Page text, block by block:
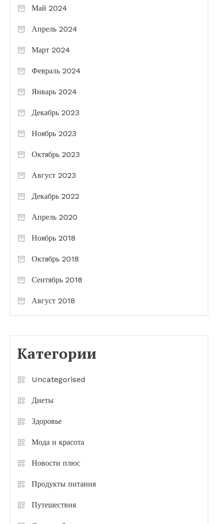
Май 2024
Апрель 2024
Март 2024
Февраль 2024
Январь 2024
Декабрь 2023
Ноябрь 2023
Октябрь 2023
Август 2023
Декабрь 2022
Апрель 2020
Ноябрь 2018
Октябрь 2018
Сентябрь 2018
Август 2018
Категории
Uncategorised
Диеты
Здоровье
Мода и красота
Новости плюс
Продукты питания
Путешествия